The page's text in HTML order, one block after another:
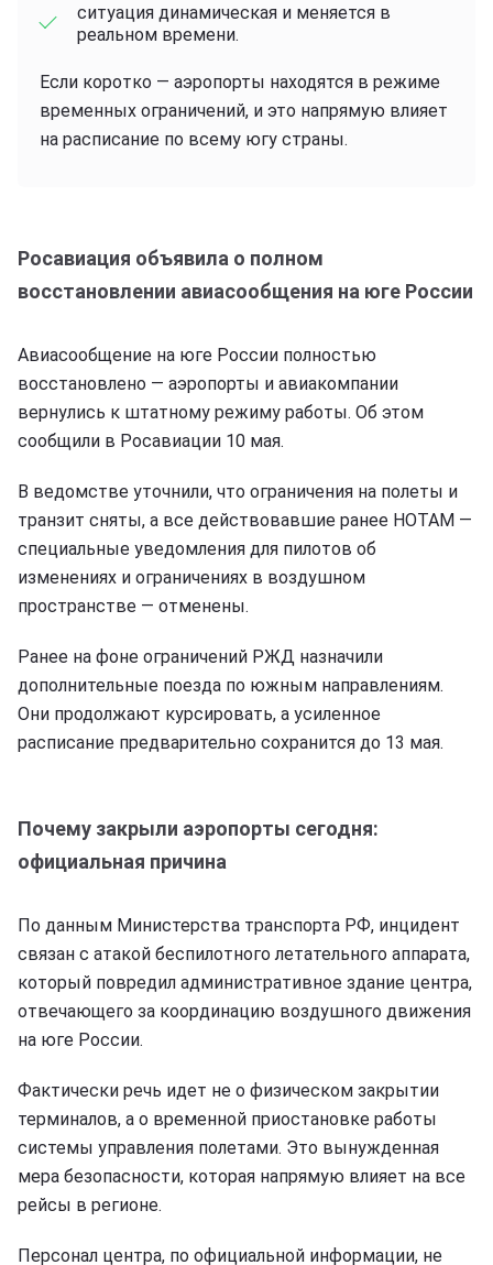
ситуация динамическая и меняется в
реальном времени.
Если коротко — аэропорты находятся в режиме
временных ограничений, и это напрямую влияет
на расписание по всему югу страны.
Росавиация объявила о полном
восстановлении авиасообщения на юге России
Авиасообщение на юге России полностью
восстановлено — аэропорты и авиакомпании
вернулись к штатному режиму работы. Об этом
сообщили в Росавиации 10 мая.
В ведомстве уточнили, что ограничения на полеты и
транзит сняты, а все действовавшие ранее НОТАМ —
специальные уведомления для пилотов об
изменениях и ограничениях в воздушном
пространстве — отменены.
Ранее на фоне ограничений РЖД назначили
дополнительные поезда по южным направлениям.
Они продолжают курсировать, а усиленное
расписание предварительно сохранится до 13 мая.
Почему закрыли аэропорты сегодня:
официальная причина
По данным Министерства транспорта РФ, инцидент
связан с атакой беспилотного летательного аппарата,
который повредил административное здание центра,
отвечающего за координацию воздушного движения
на юге России.
Фактически речь идет не о физическом закрытии
терминалов, а о временной приостановке работы
системы управления полетами. Это вынужденная
мера безопасности, которая напрямую влияет на все
рейсы в регионе.
Персонал центра, по официальной информации, не